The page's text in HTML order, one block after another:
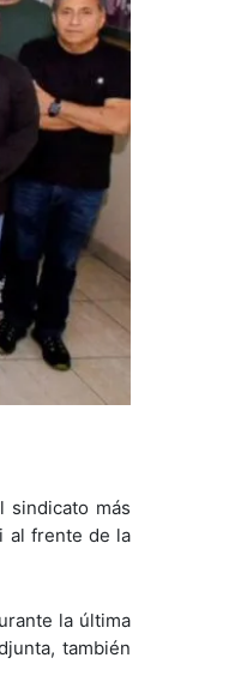
sindicato más
al frente de la
la última
también